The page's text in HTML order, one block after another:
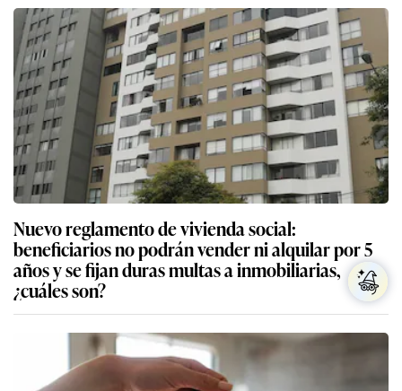
Nuevo reglamento de vivienda social:
beneficiarios no podrán vender ni alquilar por 5
años y se fijan duras multas a inmobiliarias,
¿cuáles son?